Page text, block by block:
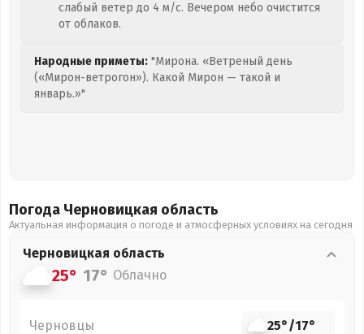
слабый ветер до 4 м/с. Вечером небо очистится
от облаков.
Народные приметы: "Мирона. «Ветреный день
(«Мирон-ветрогон»). Какой Мирон — такой и
январь.»"
Погода Черновицкая область
Актуальная информация о погоде и атмосферных условиях на сегодня
Черновицкая область
25° 17° Облачно
Черновцы 25°/17°